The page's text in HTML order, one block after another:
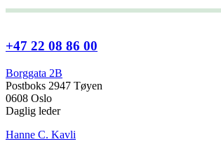
+47 22 08 86 00
Borggata 2B
Postboks 2947 Tøyen
0608 Oslo
Daglig leder
Hanne C. Kavli